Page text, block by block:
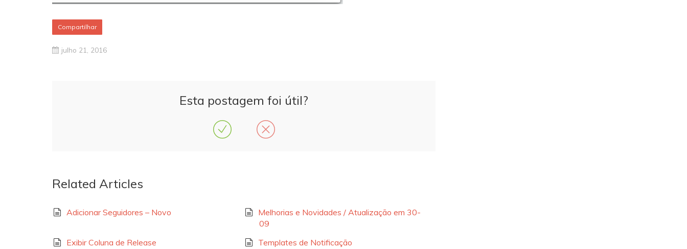
Compartilhar
julho 21, 2016
Esta postagem foi útil?
Related Articles
Adicionar Seguidores – Novo
Melhorias e Novidades / Atualização em 30-
09
Exibir Coluna de Release
Templates de Notificação